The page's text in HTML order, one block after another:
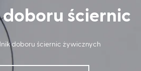
ściernic
doboru ściernic żywicznych